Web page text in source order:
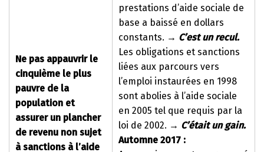
Ne pas appauvrir le
cinquième le plus
pauvre de la
population et
assurer un plancher
de revenu non sujet
à sanctions à l’aide
prestations d’aide sociale de
base a baissé en dollars
constants. → C’est un recul.
Les obligations et sanctions
liées aux parcours vers
l’emploi instaurées en 1998
sont abolies à l’aide sociale
en 2005 tel que requis par la
loi de 2002. → C’était un gain.
Automne 2017 :